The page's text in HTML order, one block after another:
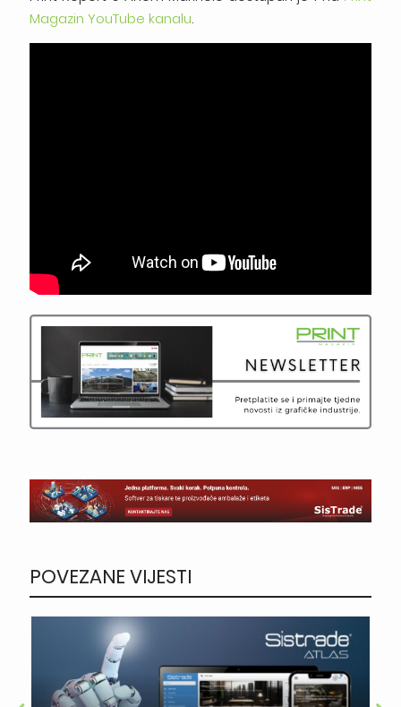
Magazin YouTube kanalu.
POVEZANE VIJESTI